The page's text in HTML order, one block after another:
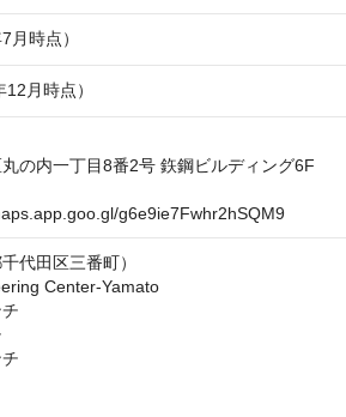
月時点）
月時点）
の内一丁目8番2号 鉃鋼ビルディング6F
g6e9ie7Fwhr2hSQM9
代田区三番町）
Center-Yamato